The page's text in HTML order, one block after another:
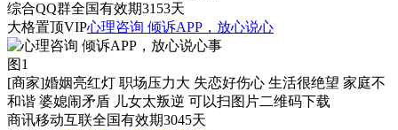
综合QQ群全国有效期3153天
大格置顶VIP心理咨询 倾诉APP，放心说心
图1
[商家]婚姻亮红灯 职场压力大 失恋好伤心 生活很绝望 家庭不
和谐 婆媳闹矛盾 儿女太叛逆 可以扫图片二维码下载
商讯移动互联全国有效期3045天